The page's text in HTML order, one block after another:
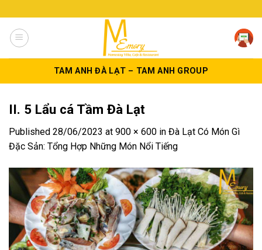
to
content
TAM ANH ĐÀ LẠT – TAM ANH GROUP
II. 5 Lẩu cá Tầm Đà Lạt
Published 28/06/2023 at 900 × 600 in Đà Lạt Có Món Gì
Đặc Sản: Tổng Hợp Những Món Nổi Tiếng